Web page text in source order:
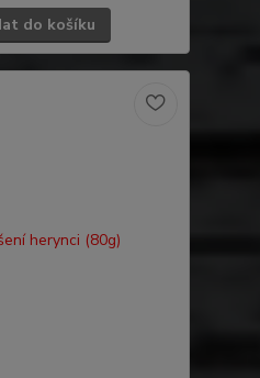
do košíku